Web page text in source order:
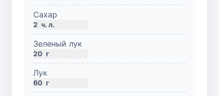
Сахар
2 ч. л.
Зеленый лук
20 г
Лук
60 г